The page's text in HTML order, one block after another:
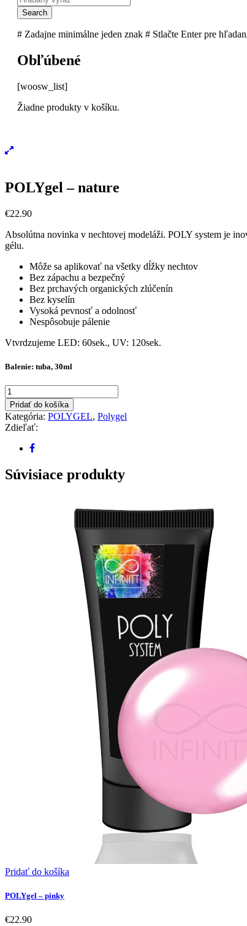
# Zadajne minimálne jeden znak # Stlačte Enter pre
Obľúbené
[woosw_list]
Žiadne produkty v košíku.
POLYgel – nature
€22.90
Absolútna novinka v nechtovej modeláži. POLY system je
gélu.
Môže sa aplikovať na všetky dĺžky nechtov
Bez zápachu a bezpečný
Bez prchavých organických zlúčenín
Bez kyselín
Vysoká pevnosť a odolnosť
Nespôsobuje pálenie
Vtvrdzujeme LED: 60sek., UV: 120sek.
Balenie: tuba, 30ml
množstvo
POLYgel
-
nature
Pridať do košíka
Kategória: POLYGEL, Polygel
Zdieľať:
Súvisiace produkty
Pridať do košíka
POLYgel – pinky
€22.90